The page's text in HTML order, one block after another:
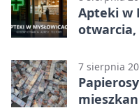
Apteki w
7 sierpnia